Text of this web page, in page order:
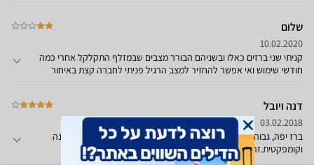
שלום
10.02.2020
קניתי שני ברזים כאלו ובשניהם הבורר מצבים שבמזלף התקלקל אחרי כמה
חודשי שימוש ואי אפשר להחזיר למצב הרגיל פניתי לחברה קצת באיחור
דנה ויובל
03.02.2018
ברז יפה, גבוה ומאפשר שטיפת סירים ותבניות בקלות.פיה נשלפת קטנה
וקומפקטית.זרם רגיל מעט חלש